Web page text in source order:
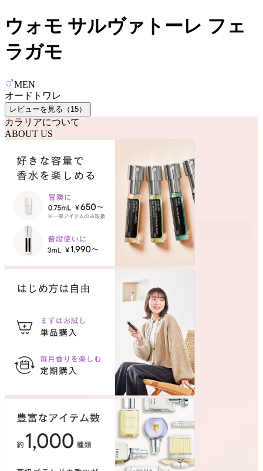
ウォモ サルヴァトーレ フェ
ラガモ
MEN
オードトワレ
レビューを見る（ 15）
カラリアについて
ABOUT US